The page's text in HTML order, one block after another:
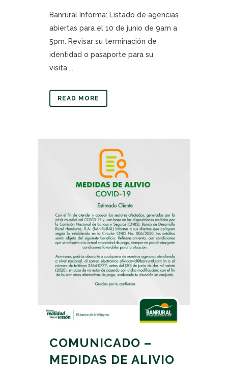
Banrural Informa: Listado de agencias
abiertas para el 10 de junio de 9am a
5pm. Revisar su terminación de
identidad o pasaporte para su
visita....
READ MORE
COMUNICADO –
MEDIDAS DE ALIVIO